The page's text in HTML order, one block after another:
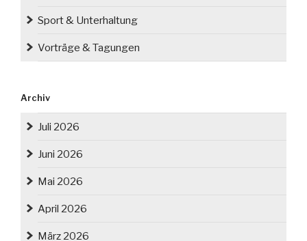
Sport & Unterhaltung
Vorträge & Tagungen
Archiv
Juli 2026
Juni 2026
Mai 2026
April 2026
März 2026